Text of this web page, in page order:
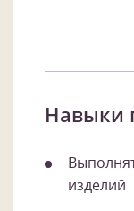
Навыки
изделий